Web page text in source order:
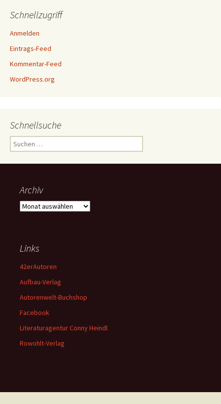
Schnellzugriff
Anmelden
Eintrags-Feed
Kommentar-Feed
WordPress.org
Schnellsuche
Suchen
nach:
Archiv
Archiv
Links
42erAutoren
Aufbau-Verlag
Autorenwelt-Buchshop
Facebook
Literaturagentur Conny Heindl
Rowohlt-Verlag